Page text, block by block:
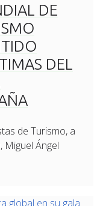
DE
DEL
de Turismo, a
Miguel Ángel